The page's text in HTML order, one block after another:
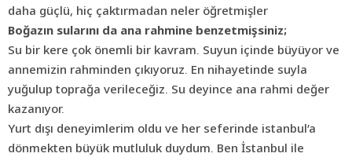
daha güçlü, hiç çaktırmadan neler öğretmişler
Boğazın sularını da ana rahmine benzetmişsiniz;
Su bir kere çok önemli bir kavram. Suyun içinde büyüyor ve
annemizin rahminden çıkıyoruz. En nihayetinde suyla
yuğulup toprağa verileceğiz. Su deyince ana rahmi değer
kazanıyor.
Yurt dışı deneyimlerim oldu ve her seferinde istanbul’a
dönmekten büyük mutluluk duydum. Ben İstanbul ile